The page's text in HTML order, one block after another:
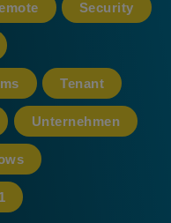
Security
Tenant
Unternehmen